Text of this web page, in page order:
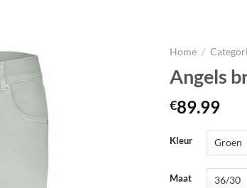
Home /
Angels
€89.99
Kleur
Maat